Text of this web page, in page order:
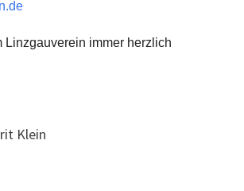
Linzgauverein immer herzlich
Klein